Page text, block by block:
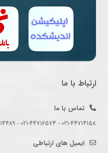
ارتباط با ما
تماس با ما
021-44714158 - 021-44716574 - 021-44714489
ایمیل های ارتباطی